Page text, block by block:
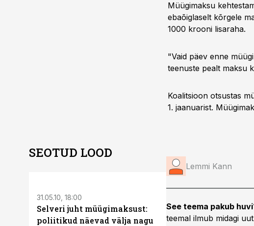
Müügimaksu
ebaõiglaselt kõrgele
1000 krooni lisaraha.
"Vaid päev enne
teenuste pealt maksu
Koalitsioon otsustas
1. jaanuarist.
Lemmi Kann
See teema pakub
teemal ilmub midagi
SEOTUD LOOD
31.05.10, 18:00
Selveri juht müügimaksust:
poliitikud näevad välja nagu
Puusepp: võtame
müügimaksu enda